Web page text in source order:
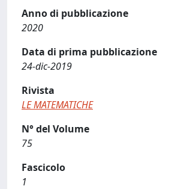
Anno di pubblicazione
2020
Data di prima pubblicazione
24-dic-2019
Rivista
LE MATEMATICHE
N° del Volume
75
Fascicolo
1